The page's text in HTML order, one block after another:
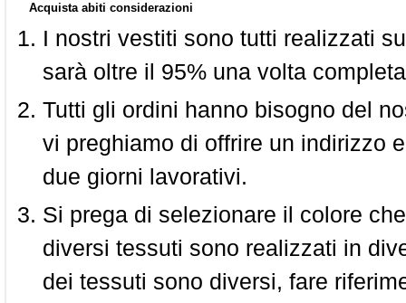
Acquista abiti considerazioni
I nostri vestiti sono tutti realizzati
sarà oltre il 95% una volta
Tutti gli ordini hanno bisogno del
vi preghiamo di offrire un indirizzo
due giorni lavorativi.
Si prega di selezionare il colore
diversi tessuti sono realizzati in
dei tessuti sono diversi, fare